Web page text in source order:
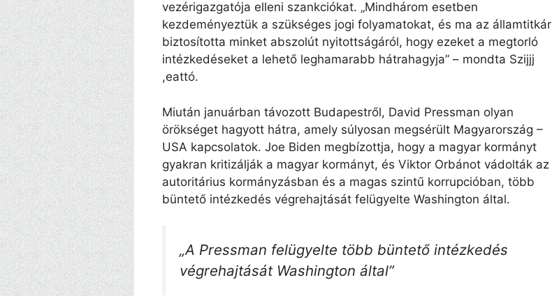
vezérigazgatója elleni szankciókat. „Mindhárom esetben
kezdeményeztük a szükséges jogi folyamatokat, és ma az államtitkár
biztosította minket abszolút nyitottságáról, hogy ezeket a megtorló
intézkedéseket a lehető leghamarabb hátrahagyja” – mondta Szijjj
,eattó.
Miután januárban távozott Budapestről, David Pressman olyan
örökséget hagyott hátra, amely súlyosan megsérült Magyarország –
USA kapcsolatok. Joe Biden megbízottja, hogy a magyar kormányt
gyakran kritizálják a magyar kormányt, és Viktor Orbánot vádolták az
autoritárius kormányzásban és a magas szintű korrupcióban, több
büntető intézkedés végrehajtását felügyelte Washington által.
„A Pressman felügyelte több büntető intézkedés
végrehajtását Washington által”